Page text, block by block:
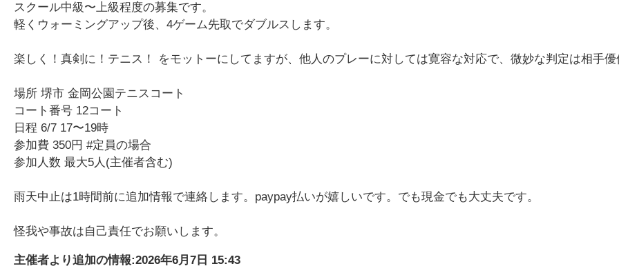
スクール中級〜上級程度の募集です。
軽くウォーミングアップ後、4ゲーム先取でダブルスします。
楽しく！真剣に！テニス！ をモットーにしてますが、他人のプレーに対しては寛容な対応で、微妙な判定は相手
場所 堺市 金岡公園テニスコート
コート番号 12コート
日程 6/7 17〜19時
参加費 350円 #定員の場合
参加人数 最大5人(主催者含む)
雨天中止は1時間前に追加情報で連絡します。paypay払いが嬉しいです。でも現金でも大丈夫です。
怪我や事故は自己責任でお願いします。
主催者より追加の情報:2026年6月7日 15:43